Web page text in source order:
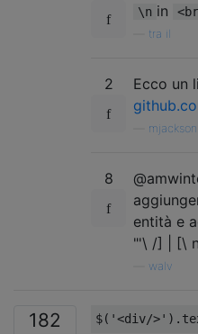
\n in
tra il
2
Ecco un
mjackson
8
entità e
"'\ /] | [\
walv
182 $( '<div/>' ).